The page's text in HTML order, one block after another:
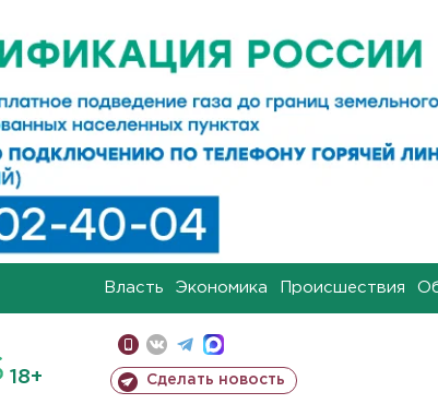
Власть Экономика Происшествия
18+ Сделать новость